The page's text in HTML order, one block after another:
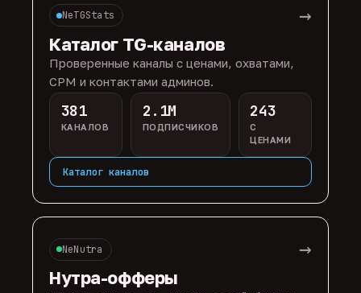
NeTGStats →
Каталог TG-каналов
Проверенные каналы с ценами, охватами,
CPM и контактами админов.
381
КАНАЛОВ
2.1M
ПОДПИСЧИКОВ
243
С
ЦЕНАМИ
Каталог каналов
NeNutra →
Нутра-офферы